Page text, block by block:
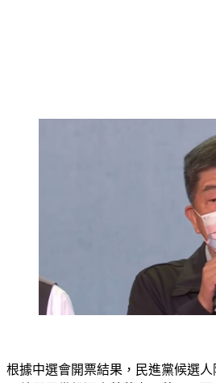
根據中選會開票結果，民進黨候選人